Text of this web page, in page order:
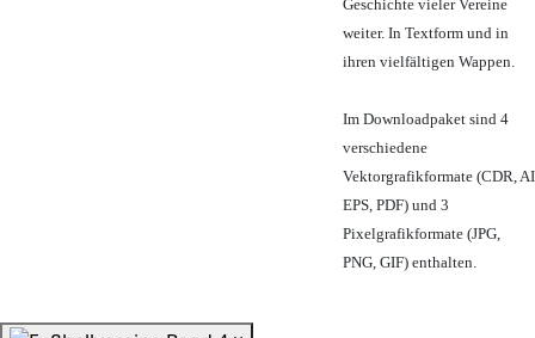
Geschichte vieler Vereine
weiter. In Textform und in
ihren vielfältigen Wappen.
Im Downloadpaket sind 4
verschiedene
Vektorgrafikformate (CDR, AI
EPS, PDF) und 3
Pixelgrafikformate (JPG,
PNG, GIF) enthalten.